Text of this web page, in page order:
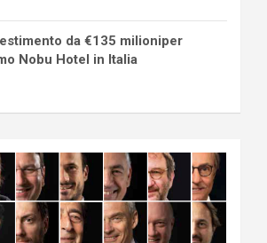
da €135 milioniper
Nobu Hotel in Italia